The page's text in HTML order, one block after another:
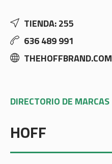
TIENDA: 255
636 489 991
THEHOFFBRAND.COM
DIRECTORIO DE MARCAS
HOFF